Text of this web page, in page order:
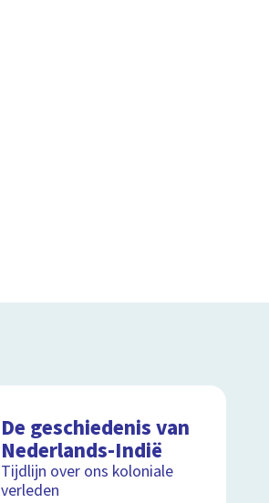
De geschiedenis van
Nederlands-Indië
Tijdlijn over ons koloniale
verleden